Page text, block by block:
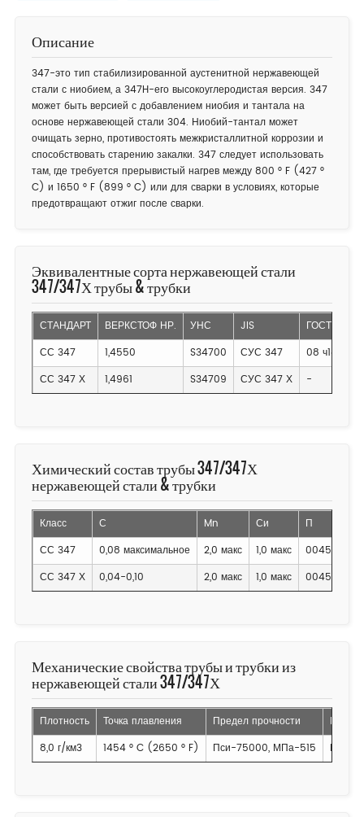
Описание
347-это тип стабилизированной аустенитной нержавеющей
стали с ниобием, а 347H-его высокоуглеродистая версия. 347
может быть версией с добавлением ниобия и тантала на
основе нержавеющей стали 304. Ниобий-тантал может
очищать зерно, противостоять межкристаллитной коррозии и
способствовать старению закалки. 347 следует использовать
там, где требуется прерывистый нагрев между 800 ° F (427 °
C) и 1650 ° F (899 ° C) или для сварки в условиях, которые
предотвращают отжиг после сварки.
Эквивалентные сорта нержавеющей стали
347/347Х трубы & трубки
СТАНДАРТ ВЕРКСТОФ НР. УНС JIS
ГОСТ
СС 347
1,4550 S34700 СУС 347
08 ч18н12б
СС 347 Х
1,4961 S34709 СУС 347 Х -
Химический состав трубы 347/347Х
нержавеющей стали & трубки
Класс С Mn Си
П
СС 347
0,08 максимальное 2,0 макс 1,0 макс
0045
СС 347 Х
0,04-0,10 2,0 макс 1,0 макс 0045
Механические свойства трубы и трубки из
нержавеющей стали 347/347Х
Плотность Точка плавления Предел прочности
8,0 г/км3
1454 ° C (2650 ° F) Пси-75000, МПа-515 Пси-